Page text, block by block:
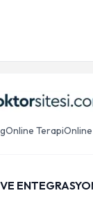
Online Terapi